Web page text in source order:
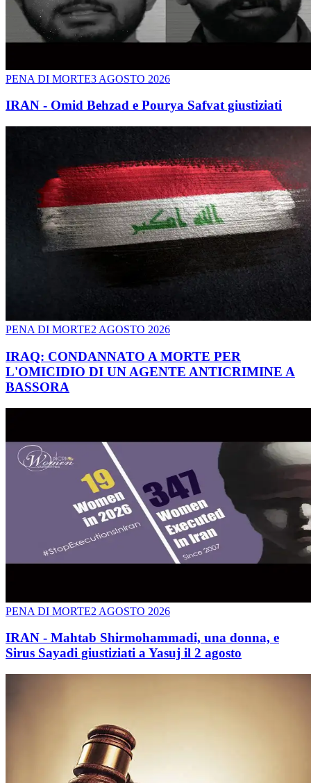
PENA DI MORTE3 AGOSTO 2026
IRAN - Omid Behzad e Pourya Safvat giustiziati
PENA DI MORTE2 AGOSTO 2026
IRAQ: CONDANNATO A MORTE PER
L'OMICIDIO DI UN AGENTE ANTICRIMINE A
BASSORA
PENA DI MORTE2 AGOSTO 2026
IRAN - Mahtab Shirmohammadi, una donna, e
Sirus Sayadi giustiziati a Yasuj il 2 agosto